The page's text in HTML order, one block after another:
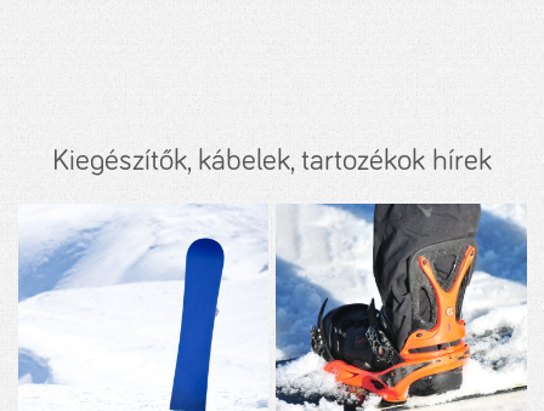
Kiegészítők, kábelek, tartozékok hírek